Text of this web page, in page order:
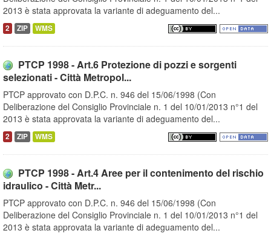
2013 è stata approvata la variante di adeguamento del...
2 ZIP WMS
PTCP 1998 - Art.6 Protezione di pozzi e sorgenti
selezionati - Città Metropol...
PTCP approvato con D.P.C. n. 946 del 15/06/1998 (Con
Deliberazione del Consiglio Provinciale n. 1 del 10/01/2013 n°1 del
2013 è stata approvata la variante di adeguamento del...
2 ZIP WMS
PTCP 1998 - Art.4 Aree per il contenimento del rischio
idraulico - Città Metr...
PTCP approvato con D.P.C. n. 946 del 15/06/1998 (Con
Deliberazione del Consiglio Provinciale n. 1 del 10/01/2013 n°1 del
2013 è stata approvata la variante di adeguamento del...